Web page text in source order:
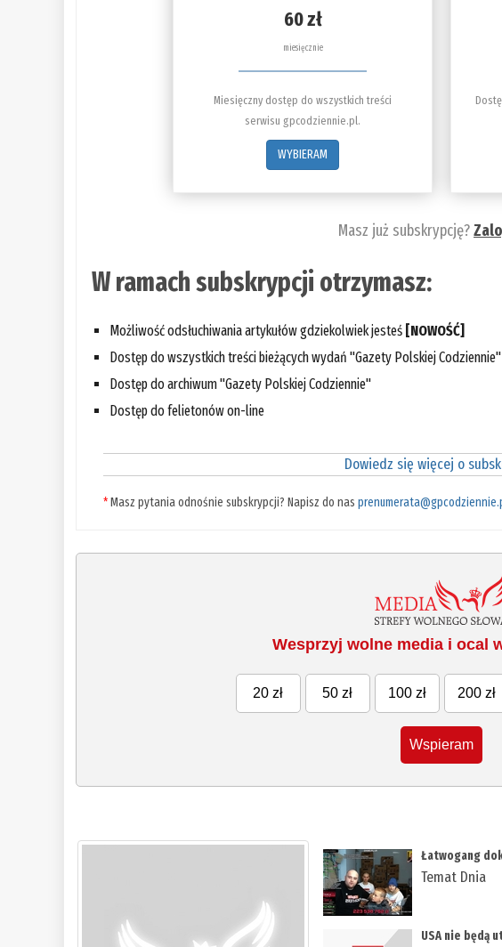
60 zł
miesięcznie
Miesięczny dostęp do wszystkich treści
serwisu gpcodziennie.pl.
WYBIERAM
Masz już subskrypcję?
W ramach subskrypcji otrzymasz:
Możliwość odsłuchiwania artykułów gdziekolwiek jesteś [NOWOŚĆ]
Dostęp do wszystkich treści bieżących wydań "Gazety Polskiej Codziennie"
Dostęp do archiwum "Gazety Polskiej Codziennie"
Dostęp do felietonów on-line
Dowiedz się więcej o
*Masz pytania odnośnie subskrypcji? Napisz do nas
Wesprzyj wolne media i ocal
20 zł 50 zł 100 zł 200 zł
Wspieram
Łatwogang
Temat Dnia
USA nie będą